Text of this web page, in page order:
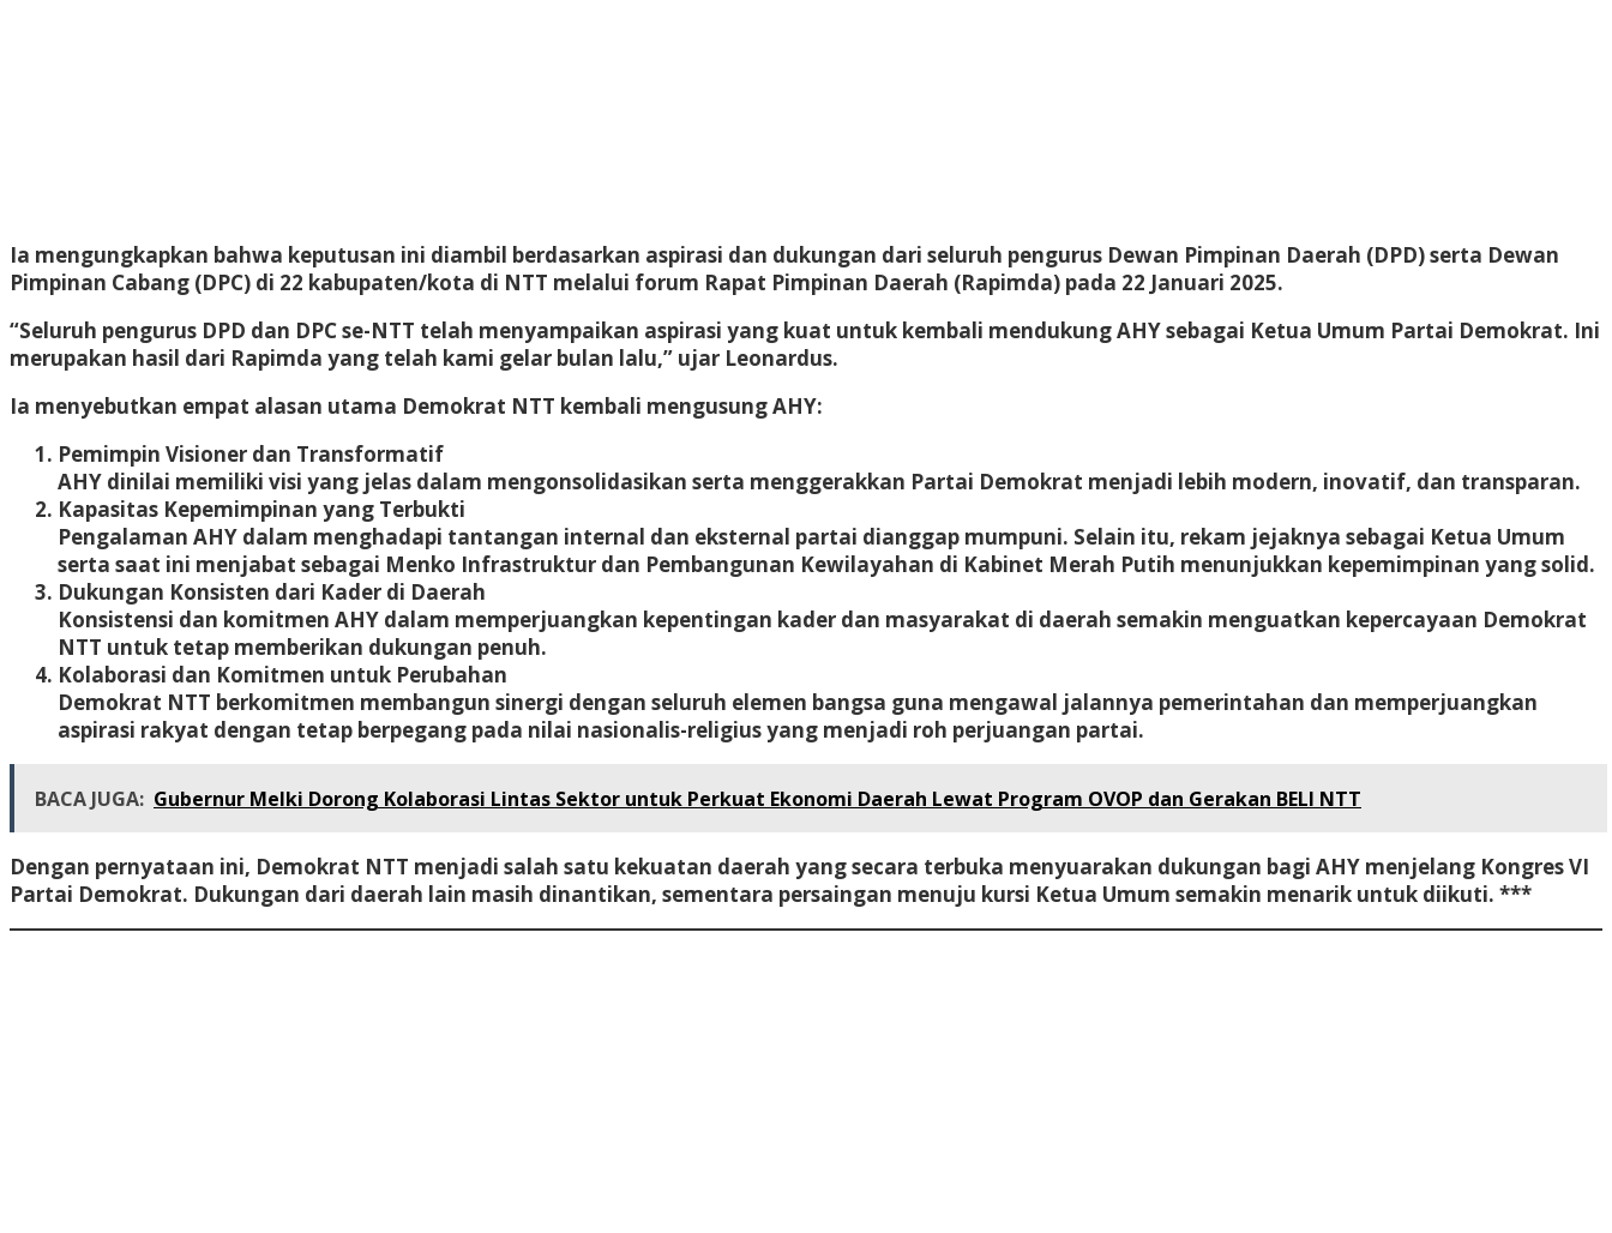
Ia mengungkapkan bahwa keputusan ini diambil berdasarkan aspirasi dan dukungan dari seluruh pengurus Dewan Pimpinan Daerah (DPD) serta Dewan
Pimpinan Cabang (DPC) di 22 kabupaten/kota di NTT melalui forum Rapat Pimpinan Daerah (Rapimda) pada 22 Januari 2025.
“Seluruh pengurus DPD dan DPC se-NTT telah menyampaikan aspirasi yang kuat untuk kembali mendukung AHY sebagai Ketua Umum Partai Demokrat. Ini
merupakan hasil dari Rapimda yang telah kami gelar bulan lalu,” ujar Leonardus.
Ia menyebutkan empat alasan utama Demokrat NTT kembali mengusung AHY:
Pemimpin Visioner dan Transformatif
AHY dinilai memiliki visi yang jelas dalam mengonsolidasikan serta menggerakkan Partai Demokrat menjadi lebih modern, inovatif, dan transparan.
Kapasitas Kepemimpinan yang Terbukti
Pengalaman AHY dalam menghadapi tantangan internal dan eksternal partai dianggap mumpuni. Selain itu, rekam jejaknya sebagai Ketua Umum
serta saat ini menjabat sebagai Menko Infrastruktur dan Pembangunan Kewilayahan di Kabinet Merah Putih menunjukkan kepemimpinan yang solid.
Dukungan Konsisten dari Kader di Daerah
Konsistensi dan komitmen AHY dalam memperjuangkan kepentingan kader dan masyarakat di daerah semakin menguatkan kepercayaan Demokrat
NTT untuk tetap memberikan dukungan penuh.
Kolaborasi dan Komitmen untuk Perubahan
Demokrat NTT berkomitmen membangun sinergi dengan seluruh elemen bangsa guna mengawal jalannya pemerintahan dan memperjuangkan
aspirasi rakyat dengan tetap berpegang pada nilai nasionalis-religiusyang menjadi roh perjuangan partai.
BACA JUGA: Gubernur Melki Dorong Kolaborasi Lintas Sektor untuk Perkuat Ekonomi Daerah Lewat Program OVOP dan Gerakan BELI NTT
Dengan pernyataan ini, Demokrat NTT menjadi salah satu kekuatan daerah yang secara terbuka menyuarakan dukungan bagi AHY menjelang Kongres VI
Partai Demokrat. Dukungan dari daerah lain masih dinantikan, sementara persaingan menuju kursi Ketua Umum semakin menarik untuk diikuti. ***